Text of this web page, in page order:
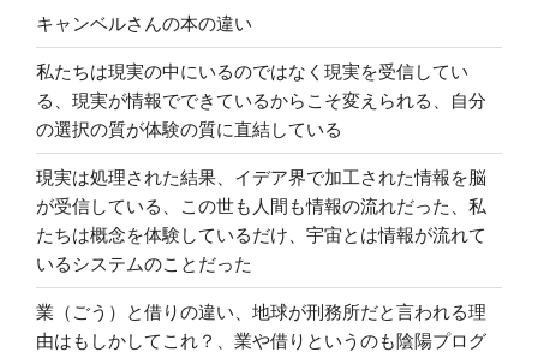
キャンベルさんの本の違い
私たちは現実の中にいるのではなく現実を受信してい
る、現実が情報でできているからこそ変えられる、自分
の選択の質が体験の質に直結している
現実は処理された結果、イデア界で加工された情報を脳
が受信している、この世も人間も情報の流れだった、私
たちは概念を体験しているだけ、宇宙とは情報が流れて
いるシステムのことだった
業（ごう）と借りの違い、地球が刑務所だと言われる理
由はもしかしてこれ？、業や借りというのも陰陽プログ